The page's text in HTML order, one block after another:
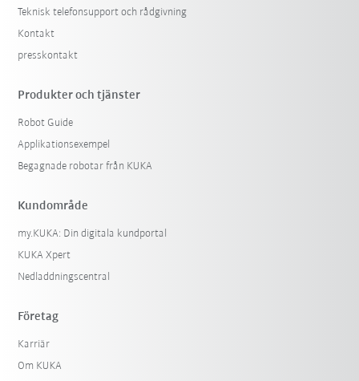
Teknisk telefonsupport och rådgivning
Kontakt
presskontakt
Produkter och tjänster
Robot Guide
Applikationsexempel
Begagnade robotar från KUKA
Kundområde
my.KUKA: Din digitala kundportal
KUKA Xpert
Nedladdningscentral
Företag
Karriär
Om KUKA